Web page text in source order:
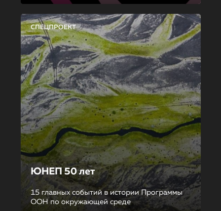
СПЕЦПРОЕКТ
ЮНЕП 50 лет
15 главных событий в истории Программы
ООН по окружающей среде